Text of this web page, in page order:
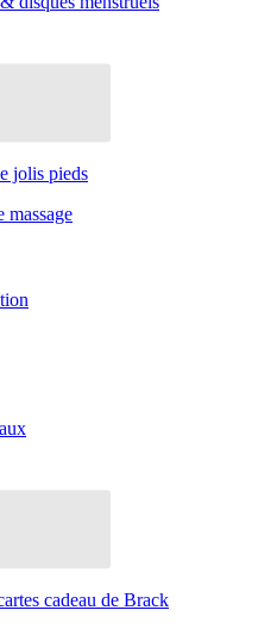
jolis pieds
cadeau de Brack